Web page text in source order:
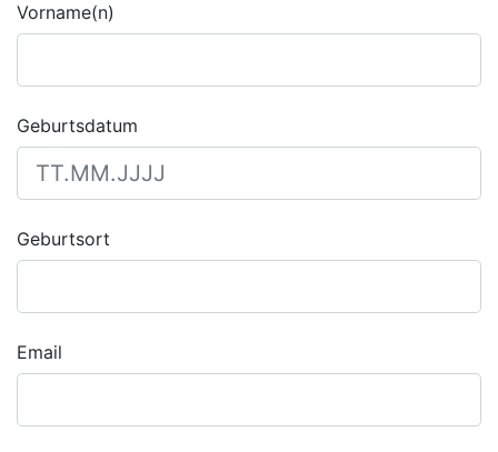
Vorname(n)
Geburtsdatum
Geburtsort
Email